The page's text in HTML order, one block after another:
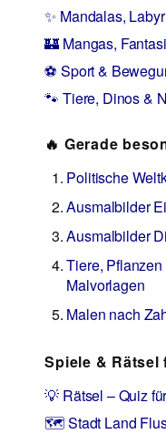
✨ Mandalas,
🏰 Mangas,
⚽ Sport &
🐾 Tiere, Dinos &
🔥 Gerade
Politische
Ausmalbilder
Ausmalbilder
Tiere,
Malvorlagen
Malen nach
Spiele & Rätsel
💡 Rätsel – Quiz
🗺️ Stadt Land